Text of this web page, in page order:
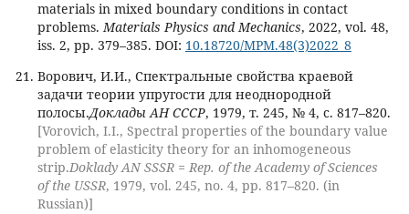
materials in mixed boundary conditions in contact
problems.Materials Physics and Mechanics, 2022, vol. 48,
iss. 2, pp. 379–385. DOI: 10.18720/MPM.48(3)2022_8
Ворович, И.И., Спектральные свойства краевой
задачи теории упругости для неоднородной
полосы.Доклады АН СССР, 1979, т. 245, № 4, с. 817–820.
[Vorovich, I.I., Spectral properties of the boundary value
problem of elasticity theory for an inhomogeneous
strip.Doklady AN SSSR = Rep. of the Academy of Sciences
of the USSR, 1979, vol. 245, no. 4, pp. 817–820. (in
Russian)]